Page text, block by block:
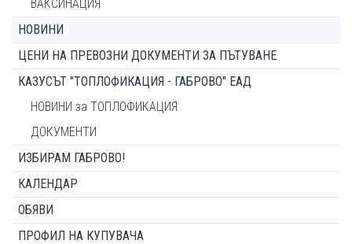
ВАКСИНАЦИЯ
НОВИНИ
ЦЕНИ НА ПРЕВОЗНИ ДОКУМЕНТИ ЗА ПЪТУВАНЕ
КАЗУСЪТ "ТОПЛОФИКАЦИЯ - ГАБРОВО" ЕАД
НОВИНИ за ТОПЛОФИКАЦИЯ
ДОКУМЕНТИ
ИЗБИРАМ ГАБРОВО!
КАЛЕНДАР
ОБЯВИ
ПРОФИЛ НА КУПУВАЧА